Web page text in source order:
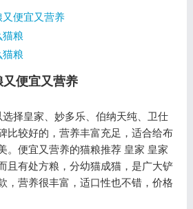
便宜又营养
猫粮
猫粮
便宜又营养
择皇家、妙多乐、伯纳天纯、卫仕
比较好的，营养丰富充足，适合给布
。便宜又营养的猫粮推荐 皇家 皇家
且有处方粮，分幼猫成猫，是广大铲
，营养很丰富，适口性也不错，价格